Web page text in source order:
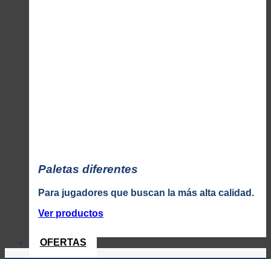
Paletas diferentes
Para jugadores que buscan la más alta calidad.
Ver productos
OFERTAS